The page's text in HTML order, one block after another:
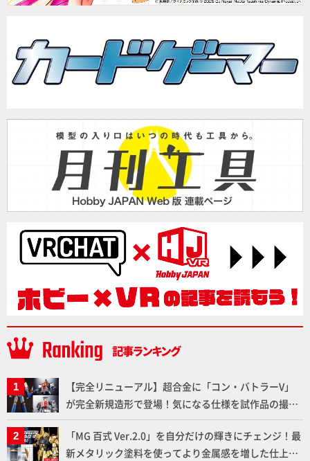
【完全リニューアル】超合金に「コン・バトラーV」
が完全新規造形で登場！気になる仕様を試作品の撮り
下ろしでご紹介!!さらに「大鉄人17」＆「ワンエイ
ト」セット情報もお届け！【超合金の魂】
「MG 百式 Ver.2.0」を自分だけの輝きにチェンジ！最
新メタリック塗料を使ってより金属感を増した仕上が